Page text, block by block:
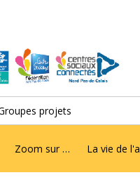
projets
Zoom sur … La vie de